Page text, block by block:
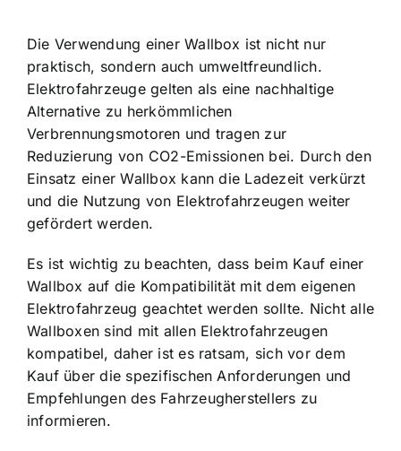
Die Verwendung einerWallbox ist nicht nur
praktisch, sondern auch umweltfreundlich.
Elektrofahrzeuge gelten als eine nachhaltige
Alternative zu herkömmlichen
Verbrennungsmotoren und tragen zur
Reduzierung von CO2-Emissionen bei. Durch den
Einsatz einer Wallbox kann die Ladezeit verkürzt
und die Nutzung von Elektrofahrzeugen weiter
gefördert werden.
Es ist wichtig zu beachten, dass beim Kauf einer
Wallbox auf die Kompatibilität mit dem eigenen
Elektrofahrzeug geachtet werden sollte. Nicht alle
Wallboxen sind mit allen Elektrofahrzeugen
kompatibel, daher ist es ratsam, sich vor dem
Kauf über die spezifischen Anforderungen und
Empfehlungen des Fahrzeugherstellers zu
informieren.